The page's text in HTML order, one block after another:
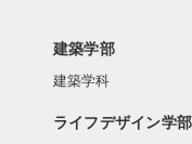
建築学部
建築学科
ライフデザイン学部